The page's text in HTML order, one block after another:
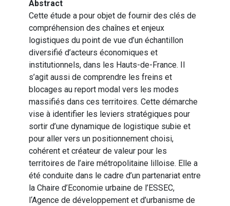
Abstract
Cette étude a pour objet de fournir des clés de
compréhension des chaînes et enjeux
logistiques du point de vue d’un échantillon
diversifié d’acteurs économiques et
institutionnels, dans les Hauts-de-France. Il
s’agit aussi de comprendre les freins et
blocages au report modal vers les modes
massifiés dans ces territoires. Cette démarche
vise à identifier les leviers stratégiques pour
sortir d’une dynamique de logistique subie et
pour aller vers un positionnement choisi,
cohérent et créateur de valeur pour les
territoires de l’aire métropolitaine lilloise. Elle a
été conduite dans le cadre d’un partenariat entre
la Chaire d’Economie urbaine de l’ESSEC,
l‘Agence de développement et d’urbanisme de